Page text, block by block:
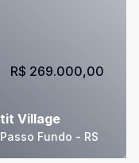
Village
Fundo - RS
R$ 269.000,00